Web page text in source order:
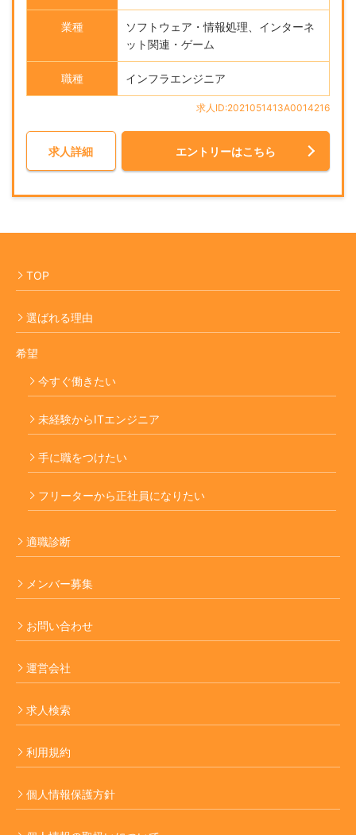
業種
ソフトウェア・情報処理、インターネ
ット関連・ゲーム
職種 インフラエンジニア
求人ID:2021051413A0014216
求人詳細 エントリーはこちら
TOP
選ばれる理由
希望
今すぐ働きたい
未経験からITエンジニア
手に職をつけたい
フリーターから正社員になりたい
適職診断
メンバー募集
お問い合わせ
運営会社
求人検索
利用規約
個人情報保護方針